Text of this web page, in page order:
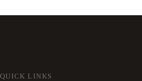
QUICK LINKS